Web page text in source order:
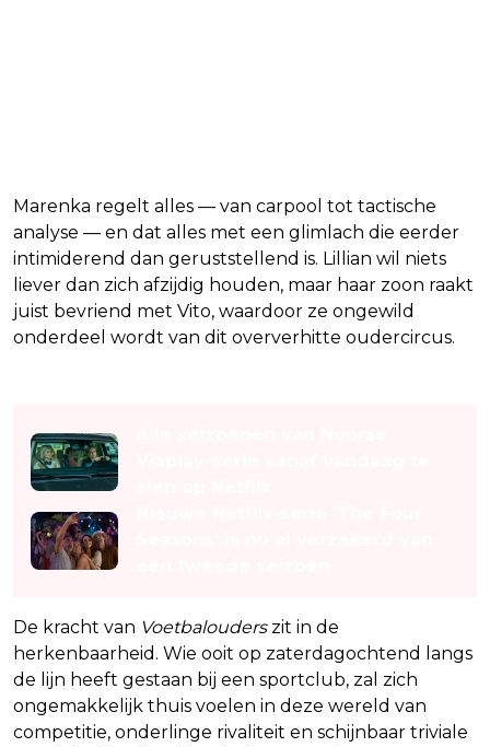
Marenka regelt alles — van carpool tot tactische
analyse — en dat alles met een glimlach die eerder
intimiderend dan geruststellend is. Lillian wil niets
liever dan zich afzijdig houden, maar haar zoon raakt
juist bevriend met Vito, waardoor ze ongewild
onderdeel wordt van dit oververhitte oudercircus.
De kracht van Voetbalouderszit in de
herkenbaarheid. Wie ooit op zaterdagochtend langs
de lijn heeft gestaan bij een sportclub, zal zich
ongemakkelijk thuis voelen in deze wereld van
competitie, onderlinge rivaliteit en schijnbaar triviale